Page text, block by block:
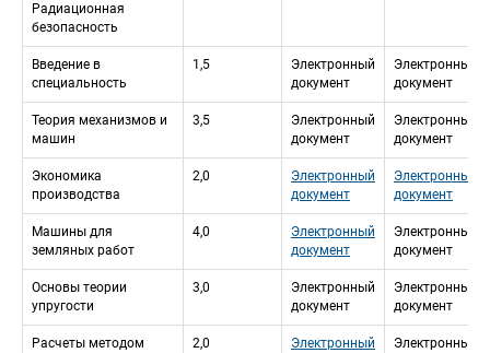
Радиационная
безопасность
Введение в
специальность
1,5
Электронный
документ
Электронный
документ
Теория механизмов и
машин
3,5
Электронный
документ
Электронный
документ
Экономика
производства
2,0
Электронный
документ
Электронный
документ
Машины для
земляных работ
4,0
Электронный
документ
Электронный
документ
Основы теории
упругости
3,0
Электронный
документ
Электронный
документ
Расчеты методом
2,0
Электронный
Электронный